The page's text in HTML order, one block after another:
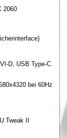
2060
D, USB Type-C
bei 60Hz
Tweak II